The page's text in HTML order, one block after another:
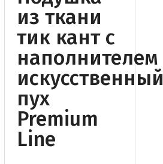
из ткани
тик кант с
наполнителем
искусственный
пух
Premium
Line